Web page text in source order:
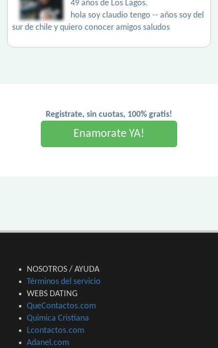
49 años de Los Lagos.
hola soy claudio tengo -- años soy del
sur de chile y quiero conocer amigos saludos
Registrate, sin cuotas, 100% gratis!
Enamorate YA!
NOSOTROS / AYUDA
Términos del servicio
WEBS DATING
QueContactos.com
Quimica Cristiana
Lcontactos.com
Adanel.com